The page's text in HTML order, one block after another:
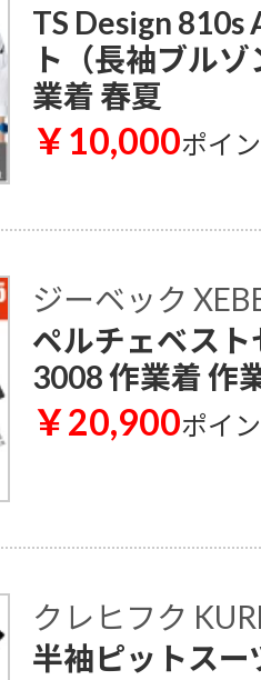
TS Design 810s
ト（長袖ブル
業着 春夏
￥10,000ポイ
ジーベック
ペルチェベス
3008 作業着 作
￥20,900ポイ
クレヒフク
半袖ピットスー